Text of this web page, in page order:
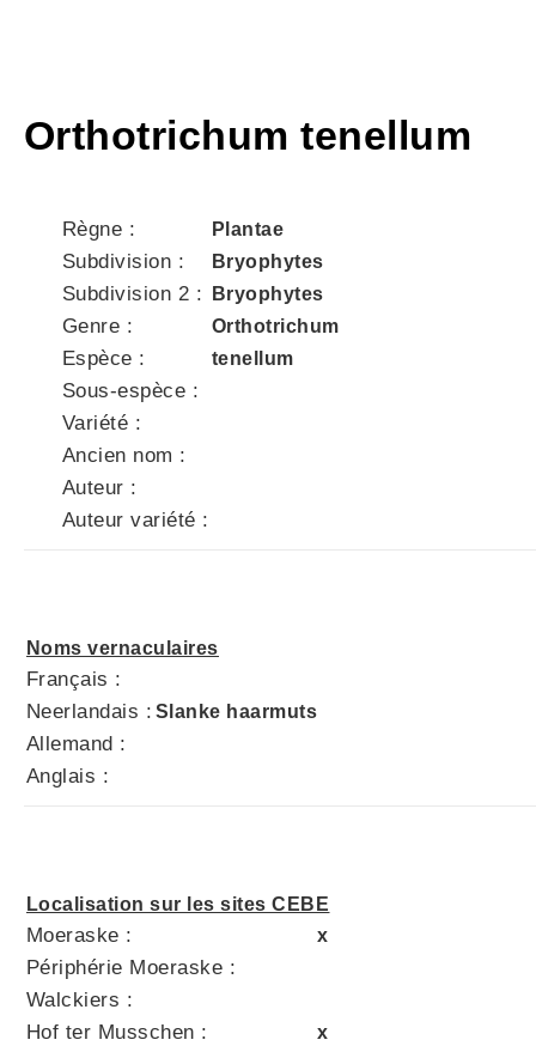
Orthotrichum tenellum
Règne : Plantae
Subdivision : Bryophytes
Subdivision 2 : Bryophytes
Genre : Orthotrichum
Espèce : tenellum
Sous-espèce :
Variété :
Ancien nom :
Auteur :
Auteur variété :
Noms vernaculaires
Français :
Neerlandais : Slanke haarmuts
Allemand :
Anglais :
Localisation sur les sites CEBE
Moeraske : x
Périphérie Moeraske :
Walckiers :
Hof ter Musschen :
x